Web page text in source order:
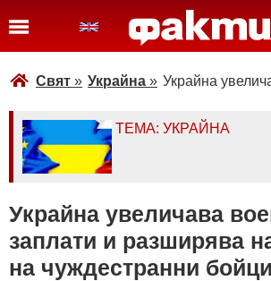
Свят » Украйна » Украйна
ТЕМА: УКРАЙНА
Украйна увеличава
заплати и разширява
на чуждестранни